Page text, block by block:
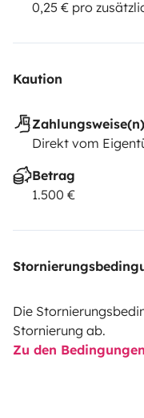
0,25 € pro
Kaution
Direkt vom
Betrag
1.500 €
Die
Stornierung ab.
Zu den Bedingungen